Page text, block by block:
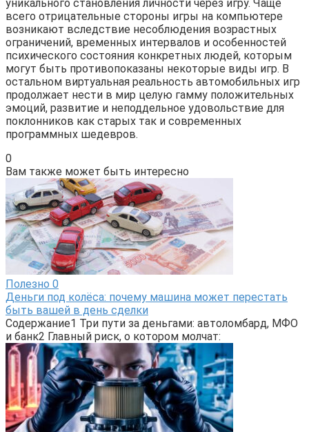
уникального становления личности через игру. Чаще
всего отрицательные стороны игры на компьютере
возникают вследствие несоблюдения возрастных
ограничений, временных интервалов и особенностей
психического состояния конкретных людей, которым
могут быть противопоказаны некоторые виды игр. В
остальном виртуальная реальность автомобильных игр
продолжает нести в мир целую гамму положительных
эмоций, развитие и неподдельное удовольствие для
поклонников как старых так и современных
программных шедевров.
0
Вам также может быть интересно
Полезно 0
Деньги под колёса: почему машина может перестать
быть вашей в день сделки
Содержание1 Три пути за деньгами: автоломбард, МФО
и банк2 Главный риск, о котором молчат: